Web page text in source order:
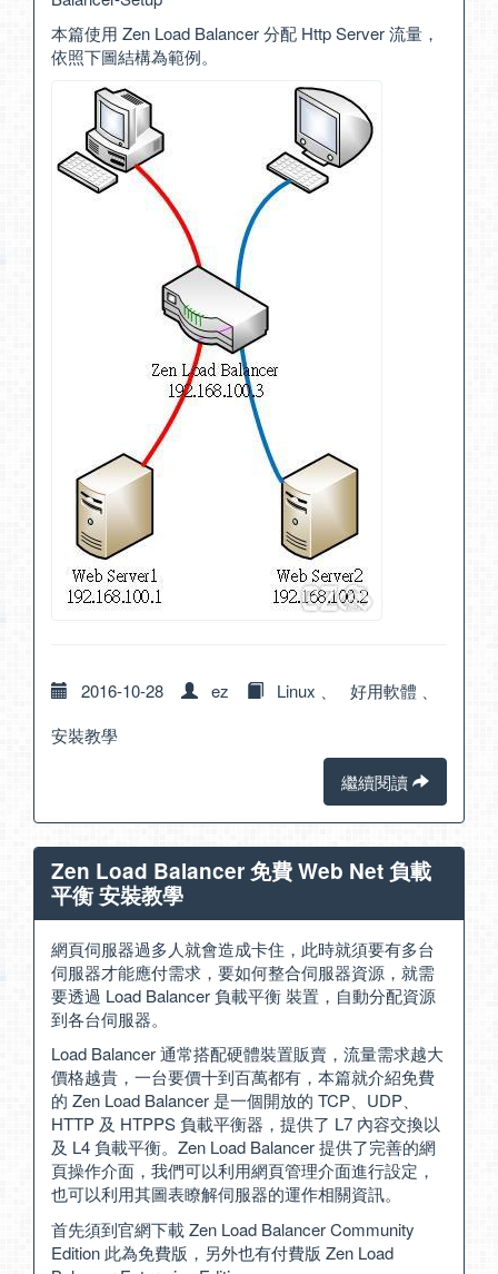
本篇使用 Zen Load Balancer 分配 Http Server 流量，
依照下圖結構為範例。
2016-10-28 ez Linux 好用軟體
安裝教學
繼續閱讀
Zen Load Balancer 免費 Web Net 負載
平衡 安裝教學
網頁伺服器過多人就會造成卡住，此時就須要有多台
伺服器才能應付需求，要如何整合伺服器資源，就需
要透過 Load Balancer 負載平衡 裝置，自動分配資源
到各台伺服器。
Load Balancer 通常搭配硬體裝置販賣，流量需求越大
價格越貴，一台要價十到百萬都有，本篇就介紹免費
的 Zen Load Balancer 是一個開放的 TCP、UDP、
HTTP 及 HTPPS 負載平衡器，提供了 L7 內容交換以
及 L4 負載平衡。Zen Load Balancer 提供了完善的網
頁操作介面，我們可以利用網頁管理介面進行設定，
也可以利用其圖表瞭解伺服器的運作相關資訊。
首先須到官網下載 Zen Load Balancer Community
Edition 此為免費版，另外也有付費版 Zen Load